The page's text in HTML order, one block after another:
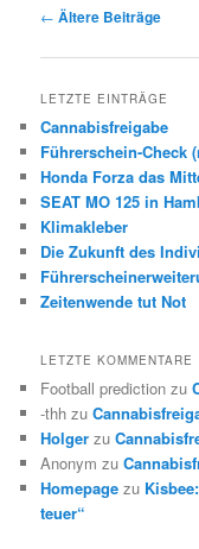
Beitrags-
← Ältere Beiträge
LETZTE EINTRÄGE
Cannabisfreigabe
Führerschein-Check
Honda Forza das
SEAT MO 125 in
Klimakleber
Die Zukunft des
Zeitenwende tut Not
LETZTE KOMMENTARE
Football prediction zu
-thh zu
Holger zu
Anonym zu
Homepage zu
teuer“